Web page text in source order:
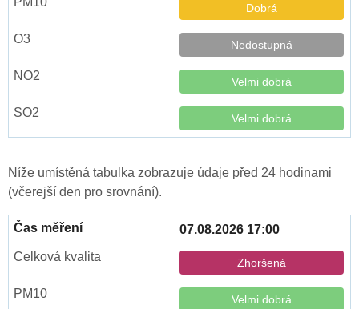
Dobrá
Nedostupná
Velmi dobrá
Velmi dobrá
Níže umístěná tabulka zobrazuje údaje před 24 hodinami
(včerejší den pro srovnání).
07.08.2026 17:00
Zhoršená
Velmi dobrá